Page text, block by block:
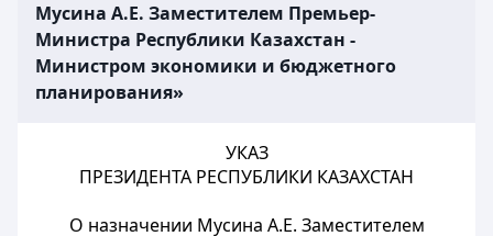
Мусина А.Е. Заместителем Премьер-
Министра Республики Казахстан -
Министром экономики и бюджетного
планирования»
УКАЗ
ПРЕЗИДЕНТА РЕСПУБЛИКИ КАЗАХСТАН
О назначении Мусина А.Е. Заместителем